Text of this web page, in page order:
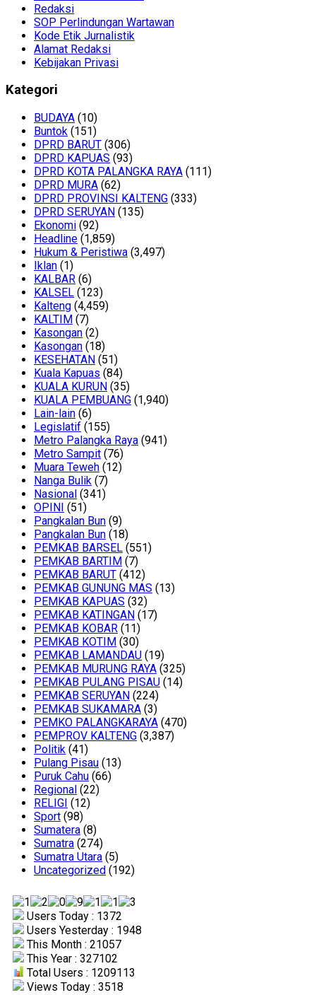
Redaksi
SOP Perlindungan Wartawan
Kode Etik Jurnalistik
Alamat Redaksi
Kebijakan Privasi
Kategori
BUDAYA (10)
Buntok (151)
DPRD BARUT (306)
DPRD KAPUAS (93)
DPRD KOTA PALANGKA RAYA (111)
DPRD MURA (62)
DPRD PROVINSI KALTENG (333)
DPRD SERUYAN (135)
Ekonomi (92)
Headline (1,859)
Hukum & Peristiwa (3,497)
Iklan (1)
KALBAR (6)
KALSEL (123)
Kalteng (4,459)
KALTIM (7)
Kasongan (2)
Kasongan (18)
KESEHATAN (51)
Kuala Kapuas (84)
KUALA KURUN (35)
KUALA PEMBUANG (1,940)
Lain-lain (6)
Legislatif (155)
Metro Palangka Raya (941)
Metro Sampit (76)
Muara Teweh (12)
Nanga Bulik (7)
Nasional (341)
OPINI (51)
Pangkalan Bun (9)
Pangkalan Bun (18)
PEMKAB BARSEL (551)
PEMKAB BARTIM (7)
PEMKAB BARUT (412)
PEMKAB GUNUNG MAS (13)
PEMKAB KAPUAS (32)
PEMKAB KATINGAN (17)
PEMKAB KOBAR (11)
PEMKAB KOTIM (30)
PEMKAB LAMANDAU (19)
PEMKAB MURUNG RAYA (325)
PEMKAB PULANG PISAU (14)
PEMKAB SERUYAN (224)
PEMKAB SUKAMARA (3)
PEMKO PALANGKARAYA (470)
PEMPROV KALTENG (3,387)
Politik (41)
Pulang Pisau (13)
Puruk Cahu (66)
Regional (22)
RELIGI (12)
Sport (98)
Sumatera (8)
Sumatra (274)
Sumatra Utara (5)
Uncategorized (192)
Users Today : 1372
Users Yesterday : 1948
This Month : 21057
This Year : 327102
Total Users : 1209113
Views Today : 3518